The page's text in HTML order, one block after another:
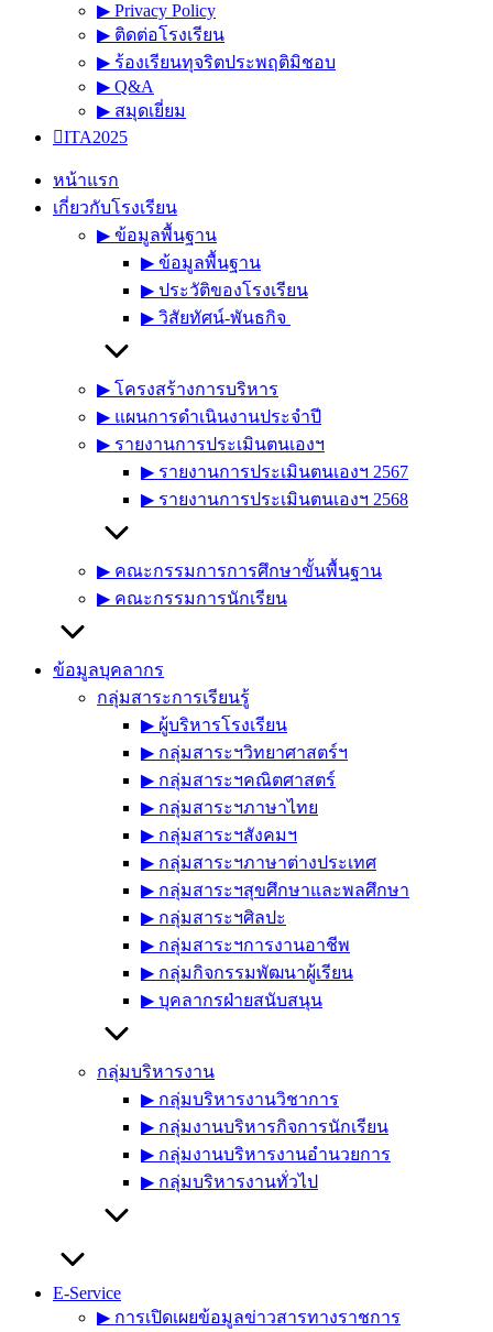
▶︎ Privacy Policy
▶︎ ติดต่อโรงเรียน
▶︎ ร้องเรียนทุจริตประพฤติมิชอบ
▶︎ Q&A
▶︎ สมุดเยี่ยม
ITA2025
หน้าแรก
เกี่ยวกับโรงเรียน
▶︎ ข้อมูลพื้นฐาน
▶︎ ข้อมูลพื้นฐาน
▶︎ ประวัติของโรงเรียน
▶︎ วิสัยทัศน์-พันธกิจ
▶︎ โครงสร้างการบริหาร
▶︎ แผนการดำเนินงานประจำปี
▶︎ รายงานการประเมินตนเองฯ
▶︎ รายงานการประเมินตนเองฯ 2567
▶︎ รายงานการประเมินตนเองฯ 2568
▶︎ คณะกรรมการการศึกษาขั้นพื้นฐาน
▶︎ คณะกรรมการนักเรียน
ข้อมูลบุคลากร
กลุ่มสาระการเรียนรู้
▶︎ ผู้บริหารโรงเรียน
▶︎ กลุ่มสาระฯวิทยาศาสตร์ฯ
▶︎ กลุ่มสาระฯคณิตศาสตร์
▶︎ กลุ่มสาระฯภาษาไทย
▶︎ กลุ่มสาระฯสังคมฯ
▶︎ กลุ่มสาระฯภาษาต่างประเทศ
▶︎ กลุ่มสาระฯสุขศึกษาและพลศึกษา
▶︎ กลุ่มสาระฯศิลปะ
▶︎ กลุ่มสาระฯการงานอาชีพ
▶︎ กลุ่มกิจกรรมพัฒนาผู้เรียน
▶︎ บุคลากรฝ่ายสนับสนุน
กลุ่มบริหารงาน
▶︎ กลุ่มบริหารงานวิชาการ
▶︎ กลุ่มงานบริหารกิจการนักเรียน
▶︎ กลุ่มงานบริหารงานอำนวยการ
▶︎ กลุ่มบริหารงานทั่วไป
E-Service
▶︎ การเปิดเผยข้อมูลข่าวสารทางราชการ